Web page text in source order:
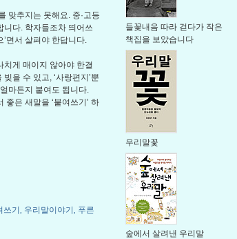
맞추지는 못해요. 중·고등
니다. 학자들조차 띄어쓰
면서 살펴야 한답니다.
게 매이지 않아야 한결
을 수 있고, ‘사랑편지’뿐
마든지 붙여도 됩니다.
좋은 새말을 ‘붙여쓰기’ 하
기 , 우리말이야기 , 푸른
들꽃내음 따라 걷다가 작은
책집을 보았습니다
우리말꽃
숲에서 살려낸 우리말